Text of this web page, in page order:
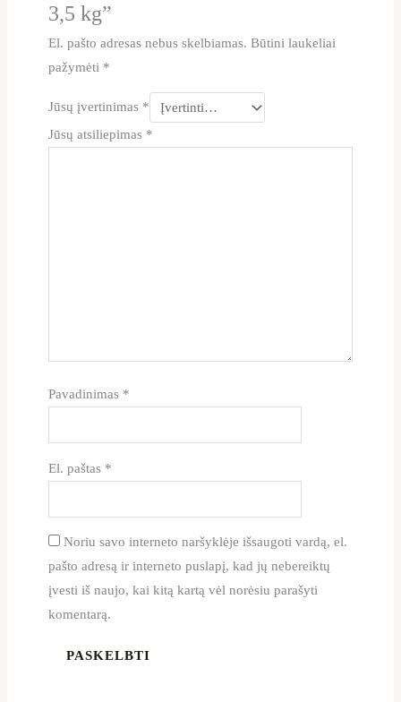
3,5 kg”
El. pašto adresas nebus skelbiamas. Būtini laukeliai
pažymėti *
Jūsų įvertinimas *
Jūsų atsiliepimas *
Pavadinimas *
El. paštas *
Noriu savo interneto naršyklėje išsaugoti vardą, el.
pašto adresą ir interneto puslapį, kad jų nebereiktų
įvesti iš naujo, kai kitą kartą vėl norėsiu parašyti
komentarą.